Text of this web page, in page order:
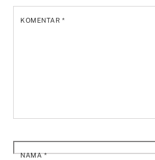
KOMENTAR*
NAMA*